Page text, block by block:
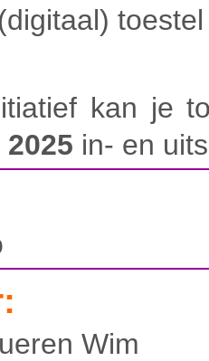
kan je
in- en
Wim